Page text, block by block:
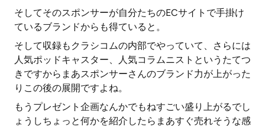
そしてそのスポンサーが自分たちのECサイトで手掛け
ているブランドからも得ていると。
そして収録もクラシコムの内部でやっていて、さらには
人気ポッドキャスター、人気コラムニストというたてつ
きですからまあスポンサーさんのブランド力が上がった
りこの後の展開ですよね。
もうプレゼント企画なんかでもねすごい盛り上がるでし
ょうしちょっと何かを紹介したらまあすぐ売れそうな感